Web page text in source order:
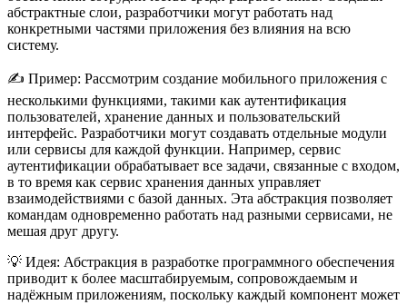
абстрактные слои, разработчики могут работать над
конкретными частями приложения без влияния на всю
систему.
✍️ Пример: Рассмотрим создание мобильного приложения с
несколькими функциями, такими как аутентификация
пользователей, хранение данных и пользовательский
интерфейс. Разработчики могут создавать отдельные модули
или сервисы для каждой функции. Например, сервис
аутентификации обрабатывает все задачи, связанные с входом,
в то время как сервис хранения данных управляет
взаимодействиями с базой данных. Эта абстракция позволяет
командам одновременно работать над разными сервисами, не
мешая друг другу.
💡 Идея: Абстракция в разработке программного обеспечения
приводит к более масштабируемым, сопровождаемым и
надёжным приложениям, поскольку каждый компонент может